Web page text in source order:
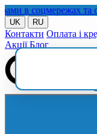
соцмережах та
UK RU
Контакти Оплата і
Акції Блог